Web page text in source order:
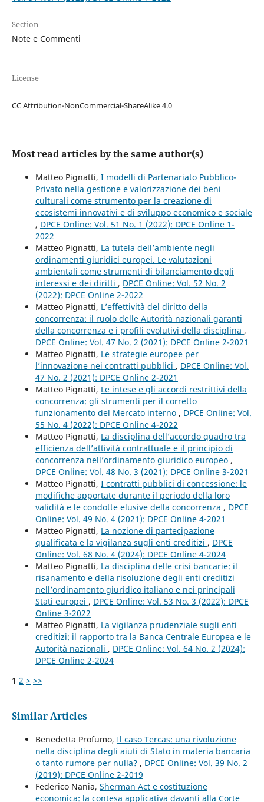
Section
Note e Commenti
License
CC Attribution-NonCommercial-ShareAlike 4.0
Most read articles by the same author(s)
Matteo Pignatti, I modelli di Partenariato Pubblico-
Privato nella gestione e valorizzazione dei beni
culturali come strumento per la creazione di
ecosistemi innovativi e di sviluppo economico e sociale
, DPCE Online: Vol. 51 No. 1 (2022): DPCE Online 1-
2022
Matteo Pignatti, La tutela dell’ambiente negli
ordinamenti giuridici europei. Le valutazioni
ambientali come strumenti di bilanciamento degli
interessi e dei diritti , DPCE Online: Vol. 52 No. 2
(2022): DPCE Online 2-2022
Matteo Pignatti, L’effettività del diritto della
concorrenza: il ruolo delle Autorità nazionali garanti
della concorrenza e i profili evolutivi della disciplina ,
DPCE Online: Vol. 47 No. 2 (2021): DPCE Online 2-2021
Matteo Pignatti, Le strategie europee per
l’innovazione nei contratti pubblici , DPCE Online: Vol.
47 No. 2 (2021): DPCE Online 2-2021
Matteo Pignatti, Le intese e gli accordi restrittivi della
concorrenza: gli strumenti per il corretto
funzionamento del Mercato interno , DPCE Online: Vol.
55 No. 4 (2022): DPCE Online 4-2022
Matteo Pignatti, La disciplina dell’accordo quadro tra
efficienza dell’attività contrattuale e il principio di
concorrenza nell’ordinamento giuridico europeo ,
DPCE Online: Vol. 48 No. 3 (2021): DPCE Online 3-2021
Matteo Pignatti, I contratti pubblici di concessione: le
modifiche apportate durante il periodo della loro
validità e le condotte elusive della concorrenza , DPCE
Online: Vol. 49 No. 4 (2021): DPCE Online 4-2021
Matteo Pignatti, La nozione di partecipazione
qualificata e la vigilanza sugli enti creditizi , DPCE
Online: Vol. 68 No. 4 (2024): DPCE Online 4-2024
Matteo Pignatti, La disciplina delle crisi bancarie: il
risanamento e della risoluzione degli enti creditizi
nell’ordinamento giuridico italiano e nei principali
Stati europei , DPCE Online: Vol. 53 No. 3 (2022): DPCE
Online 3-2022
Matteo Pignatti, La vigilanza prudenziale sugli enti
creditizi: il rapporto tra la Banca Centrale Europea e le
Autorità nazionali , DPCE Online: Vol. 64 No. 2 (2024):
DPCE Online 2-2024
1 2 > >>
Similar Articles
Benedetta Profumo, Il caso Tercas: una rivoluzione
nella disciplina degli aiuti di Stato in materia bancaria
o tanto rumore per nulla? , DPCE Online: Vol. 39 No. 2
(2019): DPCE Online 2-2019
Federico Nania, Sherman Act e costituzione
economica: la contesa applicativa davanti alla Corte